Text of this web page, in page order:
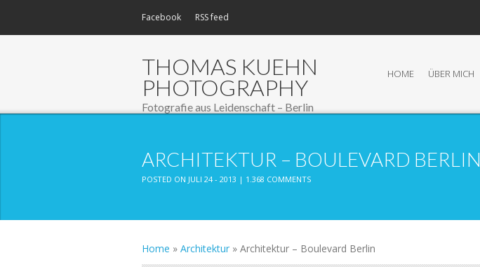
Facebook RSS feed
THOMAS KUEHN
PHOTOGRAPHY
Fotografie aus Leidenschaft – Berlin
HOME ÜBER MICH
ARCHITEKTUR – BOULEVARD BERLIN
POSTED ON JULI 24 - 2013 | 1.368 COMMENTS
Home » Architektur » Architektur – Boulevard Berlin